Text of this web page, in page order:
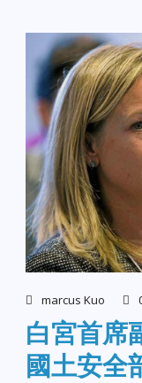
marcus Kuo
白宮首席
國土安全